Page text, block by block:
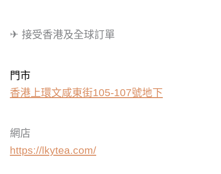
✈ 接受香港及全球訂單
門市
香港上環文咸東街105-107號地下
網店
https://lkytea.com/